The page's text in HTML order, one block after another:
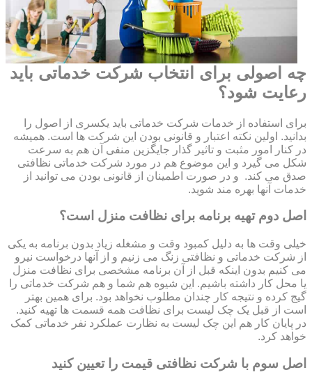
چه اصولی برای انتخاب شرکت خدماتی باید
رعایت شود؟
برای استفاده از خدمات شرکت خدماتی باید یکسری از اصول را
بدانید. اولین نکته اعتبار و قانونی بودن این شرکت ها است. همیشه
در کنار امور مثبت و تاثیر گذار جایگزین منفی آن هم به سرعت
شکل می گیرد و این موضوع هم در مورد شرکت خدماتی نظافتی
صدق می کند. و در صورت اطمینان از قانونی بودن می توانید از
خدمات آنها بهره مند شوید.
اصل دوم تهیه برنامه برای نظافت منزل است؟
خیلی وقت ها به دلیل کمبود وقت و مشغله زیاد بدون برنامه به یکی
از شرکت خدماتی و نظافتی زنگ می زنیم و از آنها درخواست نیرو
می کنیم بدون اینکه قبل از آن برنامه مشخصی برای نظافت منزل
یا محل کار داشته باشیم. این شیوه هم شما و هم شرکت خدماتی را
گیج کرده و نتیجه کار چندان مطلوب نخواهد بود. برای همین بهتر
است از قبل یک چک لیست برای نظافت همه قسمت ها تهیه کنید.
در پایان کار هم این چک لیست به نظارت عملکرد نفر خدماتی کمک
خواهد کرد.
اصل سوم با شرکت نظافتی قیمت را تعیین کنید